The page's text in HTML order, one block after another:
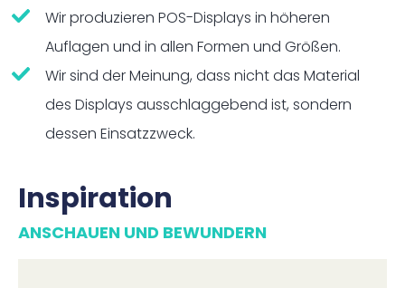
Wir produzieren POS-Displays in höheren
Auflagen und in allen Formen und Größen.
Wir sind der Meinung, dass nicht das Material
des Displays ausschlaggebend ist, sondern
dessen Einsatzzweck.
Inspiration
ANSCHAUEN UND BEWUNDERN